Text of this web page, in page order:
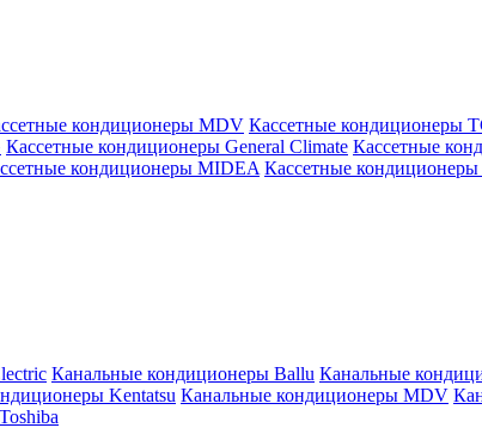
кондиционеры MDV Кассетные кондиционеры
Кассетные кондиционеры General Climate Кассетные
кондиционеры MIDEA Кассетные кондиционеры
Канальные кондиционеры Ballu Канальные
Kentatsu Канальные кондиционеры MDV